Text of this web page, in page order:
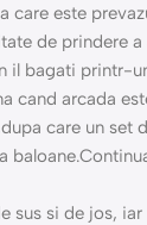
care este
de prindere
il bagati printr-
cand arcada
care un set
sus si de jos,